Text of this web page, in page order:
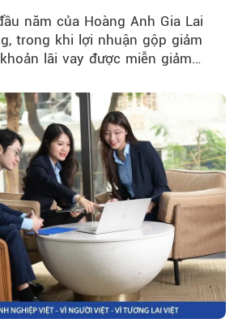
năm của Hoàng Anh Gia Lai
trong khi lợi nhuận gộp giảm
lãi vay được miễn giảm